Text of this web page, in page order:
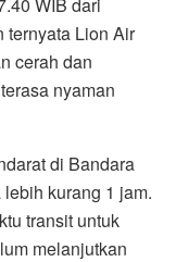
ternyata Lion Air
cerah dan
nyaman
di Bandara
kurang 1 jam.
transit untuk
melanjutkan